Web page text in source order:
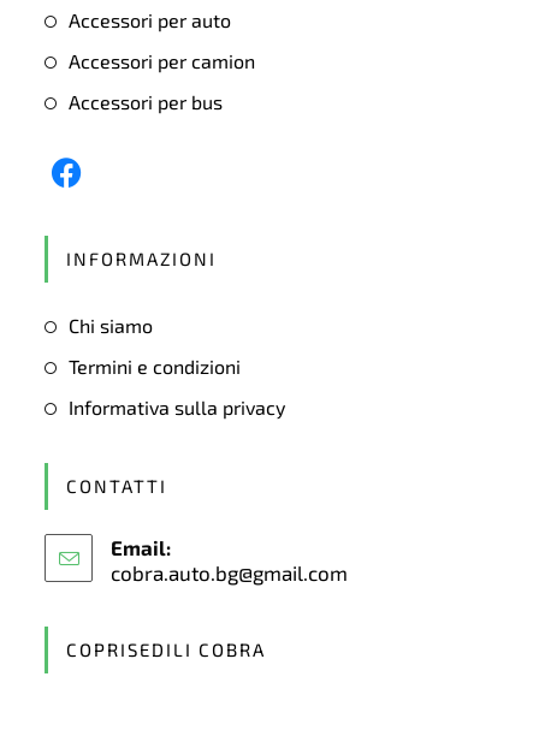
Accessori per auto
Accessori per camion
Accessori per bus
tab
INFORMAZIONI
Chi siamo
Termini e condizioni
Informativa sulla privacy
CONTATTI
Email:
cobra.auto.bg@gmail.com
COPRISEDILI COBRA